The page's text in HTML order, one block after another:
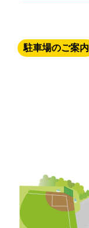
駐車場のご案内